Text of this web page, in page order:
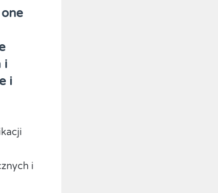
i
i
i